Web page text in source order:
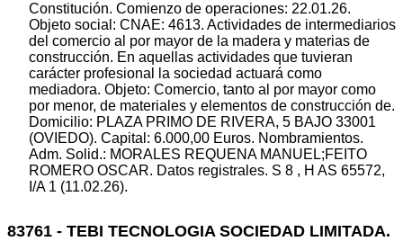
Constitución. Comienzo de operaciones: 22.01.26.
Objeto social: CNAE: 4613. Actividades de intermediarios
del comercio al por mayor de la madera y materias de
construcción. En aquellas actividades que tuvieran
carácter profesional la sociedad actuará como
mediadora. Objeto: Comercio, tanto al por mayor como
por menor, de materiales y elementos de construcción de.
Domicilio: PLAZA PRIMO DE RIVERA, 5 BAJO 33001
(OVIEDO). Capital: 6.000,00 Euros. Nombramientos.
Adm. Solid.: MORALES REQUENA MANUEL;FEITO
ROMERO OSCAR. Datos registrales. S 8 , H AS 65572,
I/A 1 (11.02.26).
83761 - TEBI TECNOLOGIA SOCIEDAD LIMITADA.